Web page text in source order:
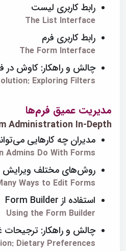
رابط کاربری لیست
The List Interface
رابط کاربری فرم
The Form Interface
چالش و راهکار: کاوش در
Exploring Filters
مدیریت عمیق فرم‌ها
Administration In-Depth
مدیران چه کارهایی
Admins Do With Forms?
روش‌های مختلف ویرایش
Ways to Edit Forms
استفاده از Form Builder
Using the Form Builder
چالش و راهکار: ترجیحات
Dietary Preferences